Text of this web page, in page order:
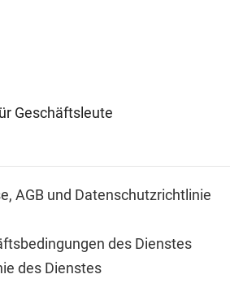
Geschäftsleute
AGB und Datenschutzrichtlinie
des Dienstes
des Dienstes